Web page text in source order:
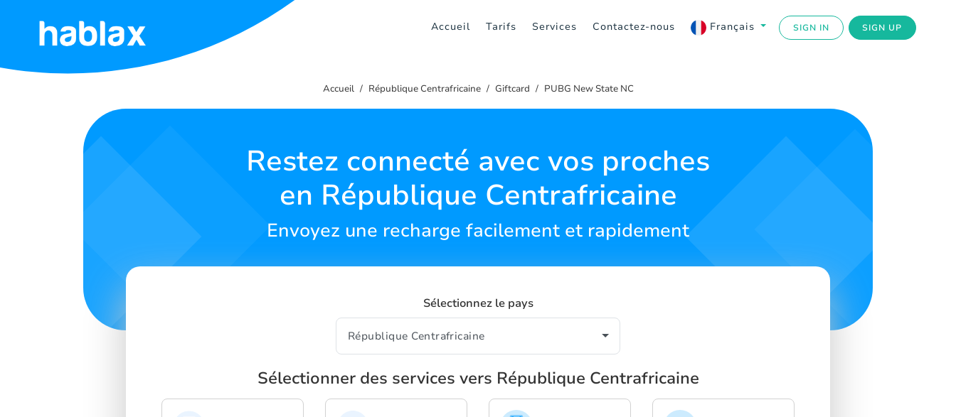
Accueil Tarifs Services Contactez-nous Français SIGN IN SIGN UP
Accueil
Accueil République Centrafricaine Giftcard PUBG New State NC
Restez connecté avec vos proches
en République Centrafricaine
Envoyez une recharge facilement et rapidement
Sélectionnez le pays
Sélectionner des services vers République Centrafricaine